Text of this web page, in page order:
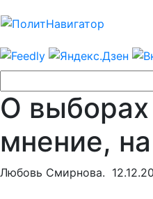
О выборах
мнение,
Любовь Смирнова.